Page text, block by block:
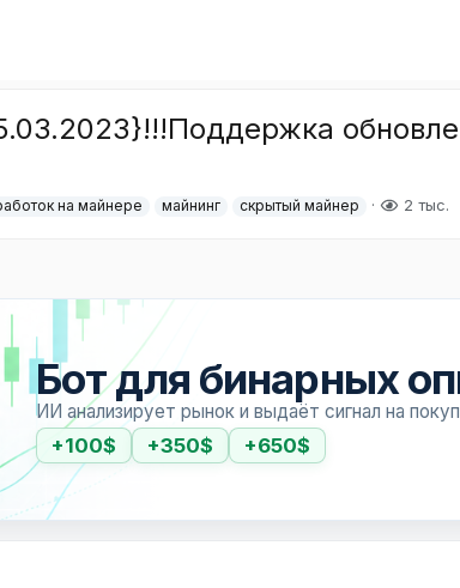
на майнере майнинг скрытый майнер 2 тыс.
Бот для бинарных
ИИ анализирует рынок и выдаёт сигнал на
+100$ +350$ +650$